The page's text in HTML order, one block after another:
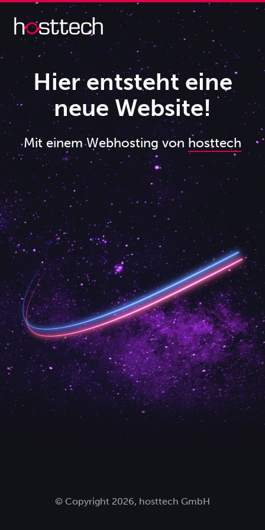
Hier entsteht eine
neue Website!
Mit einem Webhosting von hosttech
© Copyright 2026, hosttech GmbH